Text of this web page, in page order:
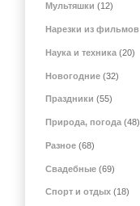
Мультяшки (12)
Нарезки из фильмов
Наука и техника (20)
Новогодние (32)
Праздники (55)
Природа, погода (48)
Разное (68)
Свадебные (69)
Спорт и отдых (18)